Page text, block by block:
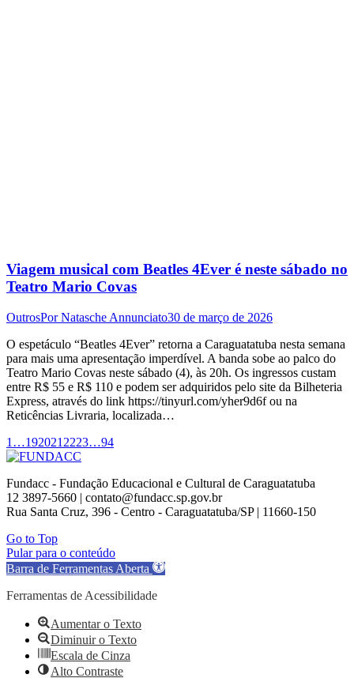
Viagem musical com Beatles 4Ever é neste sábado no
Teatro Mario Covas
OutrosPorNatasche Annunciato30 de março de 2026
O espetáculo “Beatles 4Ever” retorna a Caraguatatuba nesta semana
para mais uma apresentação imperdível. A banda sobe ao palco do
Teatro Mario Covas neste sábado (4), às 20h. Os ingressos custam
entre R$ 55 e R$ 110 e podem ser adquiridos pelo site da Bilheteria
Express, através do link https://tinyurl.com/yher9d6f ou na
Reticências Livraria, localizada…
1 …192021 2223…94
Fundacc - Fundação Educacional e Cultural de Caraguatatuba
12 3897-5660 | contato@fundacc.sp.gov.br
Rua Santa Cruz, 396 - Centro - Caraguatatuba/SP | 11660-150
Go to Top
Pular para o conteúdo
Barra de Ferramentas Aberta
Ferramentas de Acessibilidade
Aumentar o Texto
Diminuir o Texto
Escala de Cinza
Alto Contraste